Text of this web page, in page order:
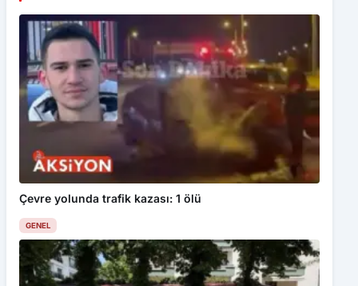
Çevre yolunda trafik kazası: 1 ölü
GENEL